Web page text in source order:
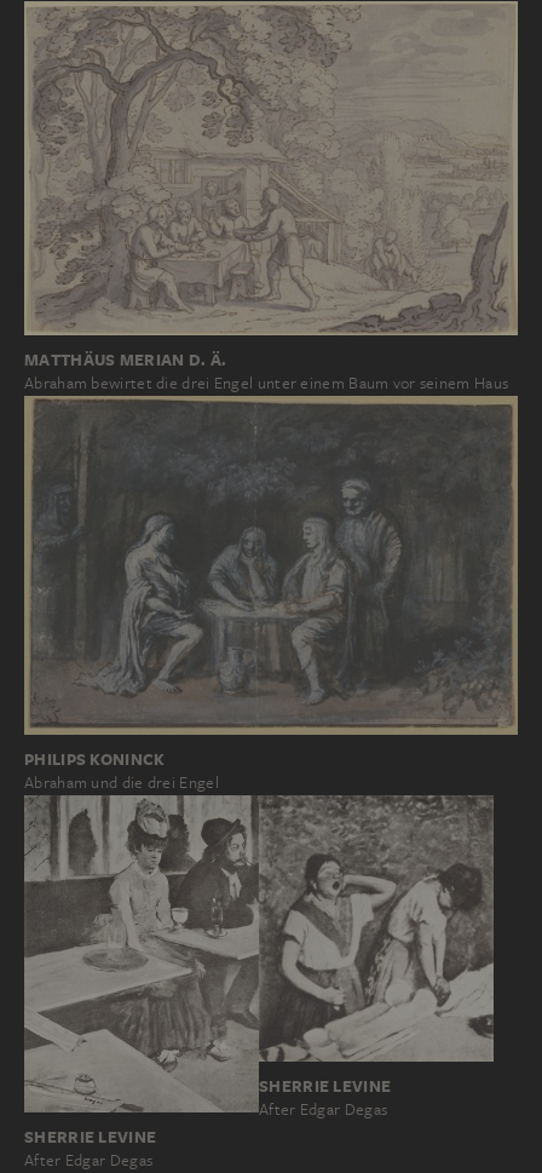
MATTHÄUS MERIAN D. Ä.
Abraham bewirtet die drei Engel unter einem Baum vor seinem Haus
PHILIPS KONINCK
Abraham und die drei Engel
SHERRIE LEVINE
After Edgar Degas
SHERRIE LEVINE
After Edgar Degas